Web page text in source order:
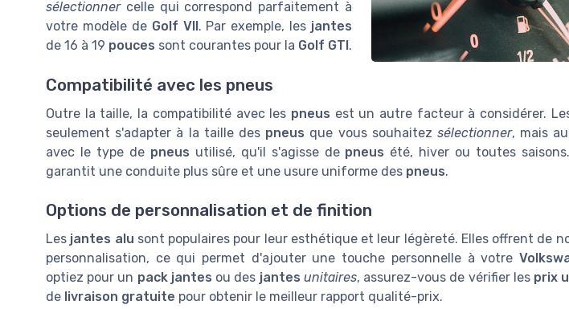
sélectionnercelle qui correspond parfaitement à
votre modèle de Golf VII . Par exemple, les jantes
de 16 à 19 pouces sont courantes pour la Golf GTI .
Compatibilité avec les pneus
Outre la taille, la compatibilité avec les pneus est un autre facteur à considérer.
seulement s'adapter à la taille des pneus que vous souhaitezsélectionner, mais
avec le type de pneus utilisé, qu'il s'agisse de pneus été, hiver ou toutes
garantit une conduite plus sûre et une usure uniforme des pneus.
Options de personnalisation et de finition
Les jantes alu sont populaires pour leur esthétique et leur légèreté. Elles offrent de
personnalisation, ce qui permet d'ajouter une touche personnelle à votre
optiez pour un pack jantes ou des jantes unitaires, assurez-vous de vérifier les prix
de livraison gratuite pour obtenir le meilleur rapport qualité-prix.